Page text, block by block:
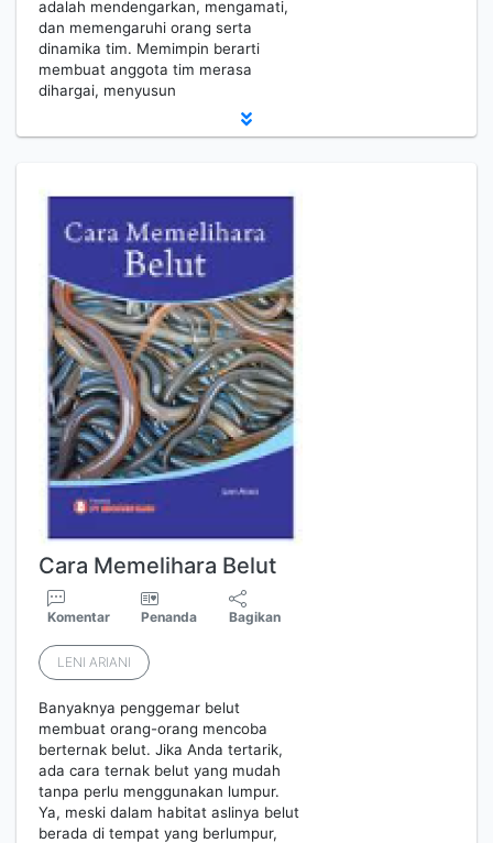
adalah mendengarkan, mengamati,
dan memengaruhi orang serta
dinamika tim. Memimpin berarti
membuat anggota tim merasa
dihargai, menyusun
Cara Memelihara Belut
Komentar Penanda Bagikan
LENI ARIANI
Banyaknya penggemar belut
membuat orang-orang mencoba
berternak belut. Jika Anda tertarik,
ada cara ternak belut yang mudah
tanpa perlu menggunakan lumpur.
Ya, meski dalam habitat aslinya belut
berada di tempat yang berlumpur,